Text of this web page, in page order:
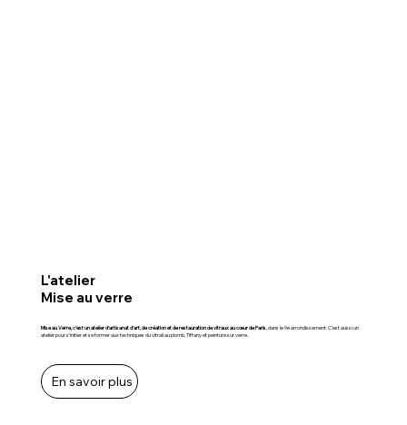
L'atelier
Mise au verre
Mise au Verre, c’est un atelier d’artisanat d’art, decréationet derestaurationde vitraux au cœur de Paris , dans le 9e arrondissement. C’est aussi un
atelier pour s’initier et se former aux techniques du vitrail au plomb, Tiffany et peinture sur verre.
En savoir plus